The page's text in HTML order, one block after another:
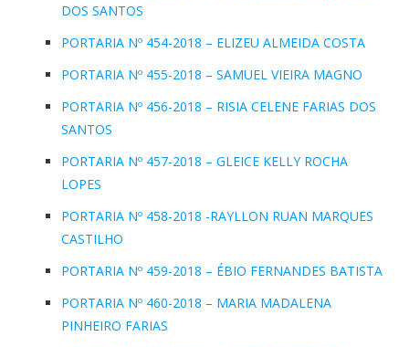
DOS SANTOS
PORTARIA Nº 454-2018 – ELIZEU ALMEIDA COSTA
PORTARIA Nº 455-2018 – SAMUEL VIEIRA MAGNO
PORTARIA Nº 456-2018 – RISIA CELENE FARIAS DOS
SANTOS
PORTARIA Nº 457-2018 – GLEICE KELLY ROCHA
LOPES
PORTARIA Nº 458-2018 -RAYLLON RUAN MARQUES
CASTILHO
PORTARIA Nº 459-2018 – ÉBIO FERNANDES BATISTA
PORTARIA Nº 460-2018 – MARIA MADALENA
PINHEIRO FARIAS